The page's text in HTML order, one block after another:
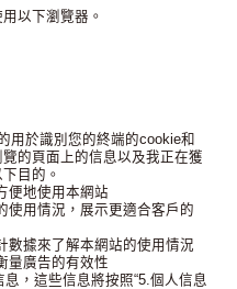
以下瀏覽器。
用於識別您的終端的cookie和
的頁面上的信息以及我正在獲
目的。
便地使用本網站
使用情況，展示更適合客戶的
數據來了解本網站的使用情況
量廣告的有效性
，這些信息將按照“5.個人信息